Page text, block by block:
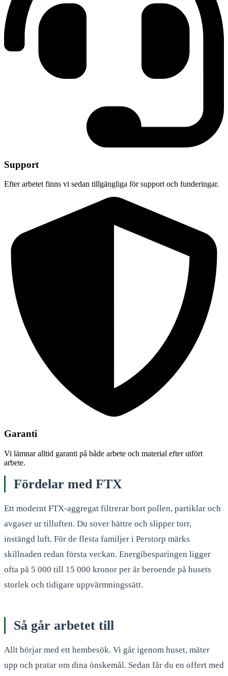
Support
Efter arbetet finns vi sedan tillgängliga för support och funderingar.
Garanti
Vi lämnar alltid garanti på både arbete och material efter utfört
arbete.
Fördelar med FTX
Ett modernt FTX-aggregat filtrerar bort pollen, partiklar och
avgaser ur tilluften. Du sover bättre och slipper torr,
instängd luft. För de flesta familjer i Perstorp märks
skillnaden redan första veckan. Energibesparingen ligger
ofta på 5 000 till 15 000 kronor per år beroende på husets
storlek och tidigare uppvärmningssätt.
Så går arbetet till
Allt börjar med ett hembesök. Vi går igenom huset, mäter
upp och pratar om dina önskemål. Sedan får du en offert med